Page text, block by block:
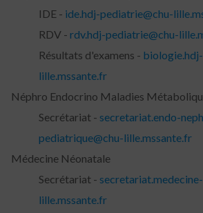
IDE - ide.hdj-pediatrie@chu-
RDV - rdv.hdj-pediatrie@chu-
Résultats d'examens -
lille.mssante.fr
Néphro Endocrino Maladies
Secrétariat - secretariat.endo-
pediatrique@chu-lille.mssante.fr
Médecine Néonatale
Secrétariat -
lille.mssante.fr